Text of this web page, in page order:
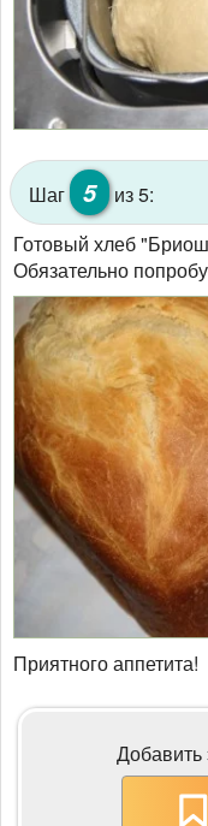
Шаг 5
из 5:
Готовый хлеб
Обязательно
Приятного аппетита!
Добавить